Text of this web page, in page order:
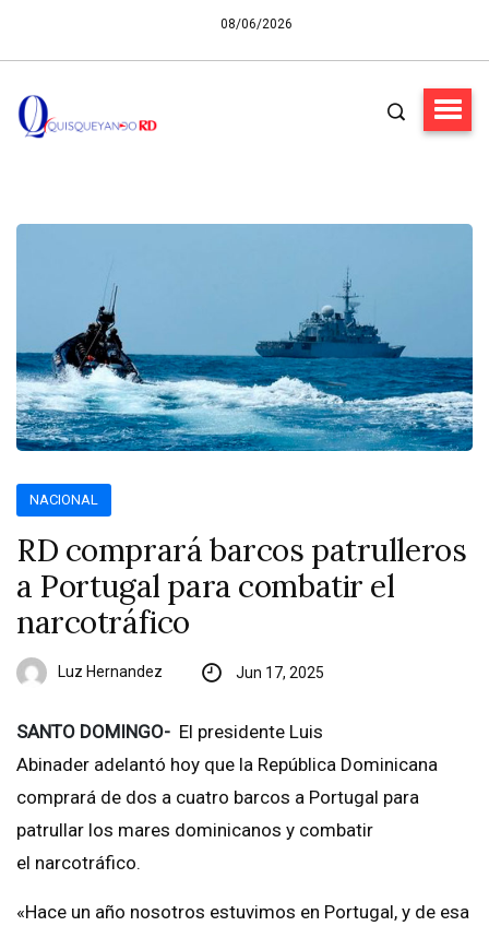
08/06/2026
NACIONAL
RD comprará barcos patrulleros
a Portugal para combatir el
narcotráfico
Luz Hernandez Jun 17, 2025
SANTO DOMINGO- El presidente Luis
Abinader adelantó hoy que la República Dominicana
comprará de dos a cuatro barcos a Portugal para
patrullar los mares dominicanos y combatir
el narcotráfico.
«Hace un año nosotros estuvimos en Portugal, y de esa